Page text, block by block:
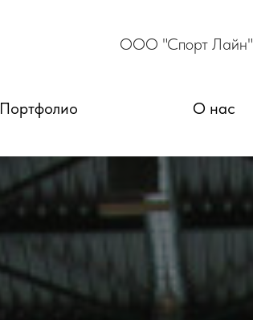
ООО "Спорт Лайн"
Портфолио О нас